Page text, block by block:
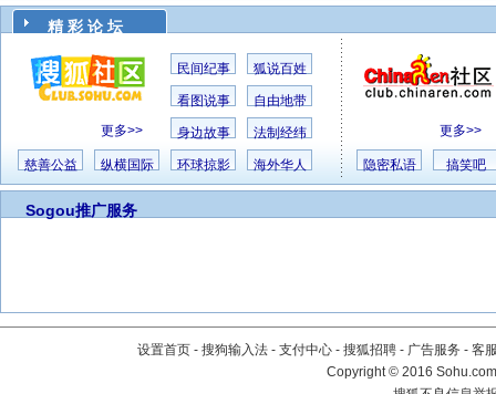
精 彩 论 坛
更多>>
民间纪事 狐说百姓
看图说事 自由地带
身边故事 法制经纬
慈善公益 纵横国际 环球掠影 海外华人
更多>>
隐密私语 搞笑吧
Sogou推广服务
设置首页 - 搜狗输入法 - 支付中心 - 搜狐招聘 - 广告服务 - 客
Copyright©2016